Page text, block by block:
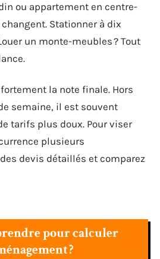
ou appartement en centre-
Stationner à dix
un monte-meubles ? Tout
la note finale. Hors
semaine, il est souvent
tarifs plus doux. Pour viser
plusieurs
devis détaillés et comparez
pour calculer
?